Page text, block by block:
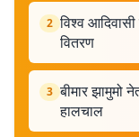
2 विश्व
वितरण
3 बीमार झामुमो
हालचाल